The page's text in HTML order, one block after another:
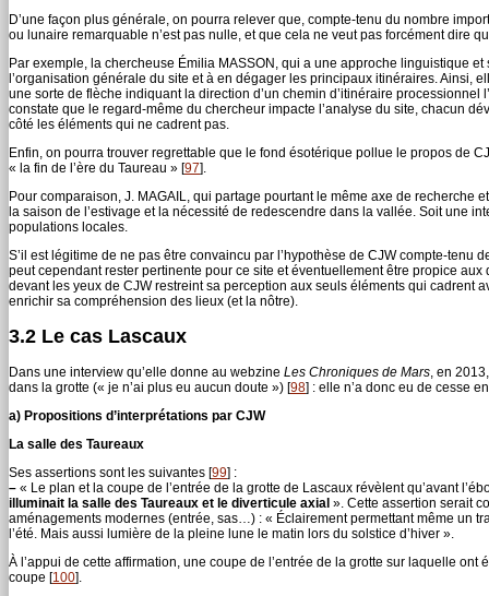
D’une façon plus générale, on pourra relever que, compte-tenu du nombre
ou lunaire remarquable n’est pas nulle, et que cela ne veut pas forcément dire
Par exemple, la chercheuse Émilia MASSON, qui a une approche linguistique
l’organisation générale du site et à en dégager les principaux itinéraires. Ainsi,
une sorte de flèche indiquant la direction d’un chemin d’itinéraire
constate que le regard-même du chercheur impacte l’analyse du site, chacun
côté les éléments qui ne cadrent pas.
Enfin, on pourra trouver regrettable que le fond ésotérique pollue le propos de
« la fin de l’ère du Taureau » [97]
Pour comparaison, J. MAGAIL, qui partage pourtant le même axe de recherche
la saison de l’estivage et la nécessité de redescendre dans la vallée. Soit une
populations locales.
S’il est légitime de ne pas être convaincu par l’hypothèse de CJW compte-
peut cependant rester pertinente pour ce site et éventuellement être propice
devant les yeux de CJW restreint sa perception aux seuls éléments qui cadrent
enrichir sa compréhension des lieux (et la nôtre).
3.2 Le cas Lascaux
Dans une interview qu’elle donne au webzine Les Chroniques de Mars , en
dans la grotte (« je n’ai plus eu aucun doute ») [98] : elle n’a donc eu de cesse
a) Propositions d’interprétations par CJW
La salle des Taureaux
Ses assertions sont les suivantes [99] :
– « Le plan et la coupe de l’entrée de la grotte de Lascaux révèlent qu’avant
illuminait la salle des Taureaux et le diverticule axial ». Cette assertion serait
aménagements modernes (entrée, sas…) : « Éclairement permettant même un
l’été. Mais aussi lumière de la pleine lune le matin lors du solstice d’hiver ».
À l’appui de cette affirmation, une coupe de l’entrée de la grotte sur laquelle
coupe [100]